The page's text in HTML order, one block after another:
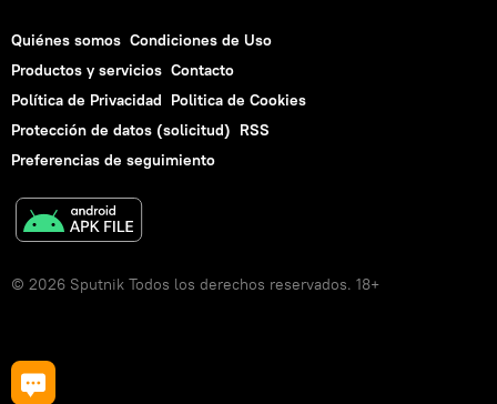
Quiénes somos Condiciones de Uso
Productos y servicios Contacto
Política de Privacidad Politica de Cookies
Protección de datos (solicitud) RSS
Preferencias de seguimiento
© 2026 Sputnik Todos los derechos reservados. 18+